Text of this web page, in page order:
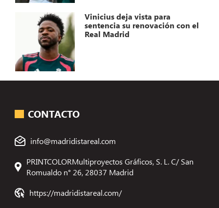
Vinicius deja vista para
sentencia su renovación con el
Real Madrid
CONTACTO
info@madridistareal.com
PRINTCOLORMultiproyectos Gráficos, S. L. C/ San
Romualdo n° 26, 28037 Madrid
https://madridistareal.com/